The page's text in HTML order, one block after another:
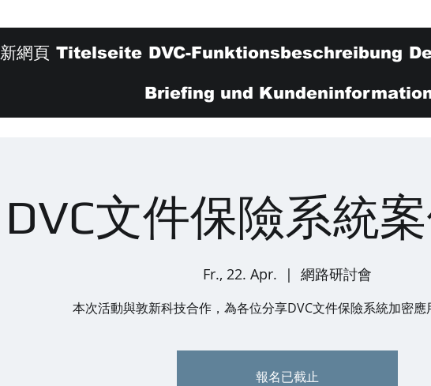
新網頁 Titelseite DVC-Funktionsbeschreibung
Briefing und
DVC文件保險系統
Fr., 22. Apr.
  |
網路研討會
本次活動與敦新科技合作，為各位分享DVC文件保險系統加密應
報名已截止